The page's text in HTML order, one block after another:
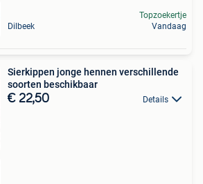
Dilbeek
Topzoekertje
Vandaag
Sierkippen jonge hennen verschillende
soorten beschikbaar
€ 22,50 Details